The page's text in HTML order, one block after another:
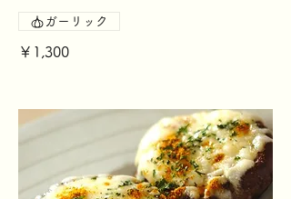
￥1,300
ガーリック